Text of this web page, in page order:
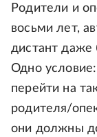
Родители и
восьми лет,
дистант даже
Одно
перейти на
родителя/
они должны